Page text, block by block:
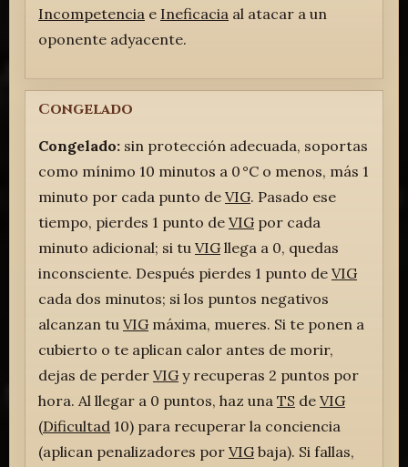
Incompetenciae Ineficaciaal atacar a un
oponente adyacente.
Congelado
Congelado:sin protección adecuada, soportas
como mínimo 10 minutos a 0 °C o menos, más 1
minuto por cada punto de VIG. Pasado ese
tiempo, pierdes 1 punto de VIGpor cada
minuto adicional; si tu VIGllega a 0, quedas
inconsciente. Después pierdes 1 punto de VIG
cada dos minutos; si los puntos negativos
alcanzan tu VIGmáxima, mueres. Si te ponen a
cubierto o te aplican calor antes de morir,
dejas de perder VIGy recuperas 2 puntos por
hora. Al llegar a 0 puntos, haz una TS de VIG
(Dificultad10) para recuperar la conciencia
(aplican penalizadores por VIGbaja). Si fallas,